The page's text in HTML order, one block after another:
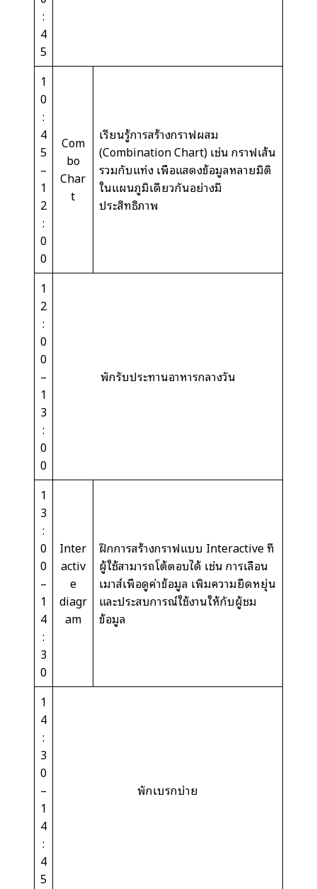
:
4
5
1
0
:
4
5
–
1
2
:
0
0
Com
bo
Char
t
เรียนรู้การสร้างกราฟผสม
(Combination Chart) เช่น กราฟเส้น
รวมกับแท่ง เพื่อแสดงข้อมูลหลายมิติ
ในแผนภูมิเดียวกันอย่างมี
ประสิทธิภาพ
1
2
:
0
0
–
1
3
:
0
0
พักรับประทานอาหารกลางวัน
1
3
:
0
0
–
1
4
:
3
0
Inter
activ
e
diagr
am
ฝึกการสร้างกราฟแบบ Interactive ที่
ผู้ใช้สามารถโต้ตอบได้ เช่น การเลื่อน
เมาส์เพื่อดูค่าข้อมูล เพิ่มความยืดหยุ่น
และประสบการณ์ใช้งานให้กับผู้ชม
ข้อมูล
1
4
:
3
0
–
1
4
:
4
5
พักเบรกบ่าย